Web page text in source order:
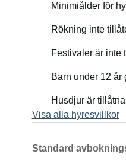
Minimiålder för
Rökning inte
Festivaler är inte
Barn under 12 år
Husdjur är tillåtna
Visa alla hyresvillkor
Standard